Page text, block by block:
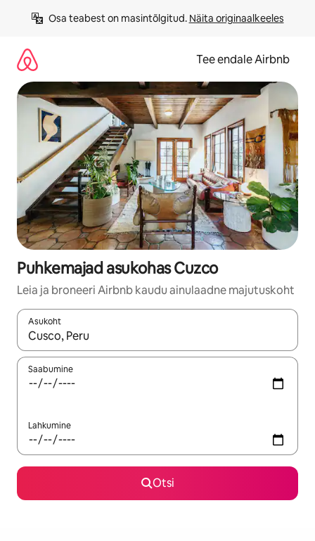
Osa teabest on masintõlgitud. Näita originaalkeeles
Tee endale Airbnb
Puhkemajad asukohas Cuzco
Leia ja broneeri Airbnb kaudu ainulaadne majutuskoht
Asukoht
Kui tulemused on kuvatud, liigu ekraanil nooleklahvidega või
Saabumine
Lahkumine
Otsi